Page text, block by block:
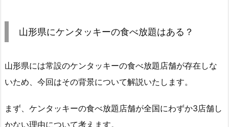
山形県にケンタッキーの食べ放題はある？
山形県には常設のケンタッキーの食べ放題店舗が存在しな
いため、今回はその背景について解説いたします。
まず、ケンタッキーの食べ放題店舗が全国にわずか3店舗し
かない理由について考えます。